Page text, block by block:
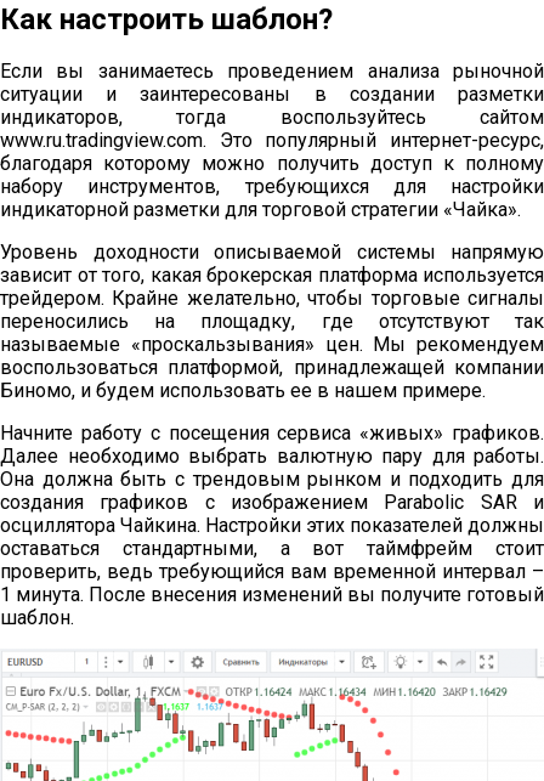
Как настроить шаблон?
Если вы занимаетесь проведением анализа рыночной
ситуации и заинтересованы в создании разметки
индикаторов, тогда воспользуйтесь сайтом
www.ru.tradingview.com. Это популярный интернет-ресурс,
благодаря которому можно получить доступ к полному
набору инструментов, требующихся для настройки
индикаторной разметки для торговой стратегии «Чайка».
Уровень доходности описываемой системы напрямую
зависит от того, какая брокерская платформа используется
трейдером. Крайне желательно, чтобы торговые сигналы
переносились на площадку, где отсутствуют так
называемые «проскальзывания» цен. Мы рекомендуем
воспользоваться платформой, принадлежащей компании
Биномо, и будем использовать ее в нашем примере.
Начните работу с посещения сервиса «живых» графиков.
Далее необходимо выбрать валютную пару для работы.
Она должна быть с трендовым рынком и подходить для
создания графиков с изображением Parabolic SAR и
осциллятора Чайкина. Настройки этих показателей должны
оставаться стандартными, а вот таймфрейм стоит
проверить, ведь требующийся вам временной интервал –
1 минута. После внесения изменений вы получите готовый
шаблон.